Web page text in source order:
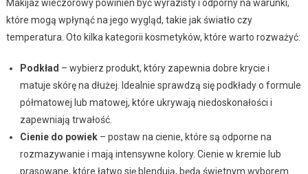
Makijaż wieczorowy powinien być wyrazisty i odporny na warunki,
które mogą wpłynąć na jego wygląd, takie jak światło czy
temperatura. Oto kilka kategorii kosmetyków, które warto rozważyć:
Podkład – wybierz produkt, który zapewnia dobre krycie i
matuje skórę na dłużej. Idealnie sprawdzą się podkłady o formule
półmatowej lub matowej, które ukrywają niedoskonałości i
zapewniają trwałość.
Cienie do powiek– postaw na cienie, które są odporne na
rozmazywanie i mają intensywne kolory. Cienie w kremie lub
prasowane, które łatwo się blendują, będą świetnym wyborem.